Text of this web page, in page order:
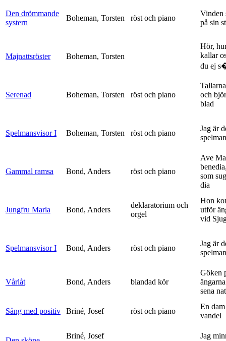
Den drömmande
systern
Boheman, Torsten röst och piano
Vinden
på sin
Majnattsröster Boheman, Torsten
Hör,
kallar
du ej
Serenad Boheman, Torsten röst och piano
och
blad
Spelmansvisor I Boheman, Torsten röst och piano
Jag är
spelman
Gammal ramsa Bond, Anders röst och piano
Ave
som
dia
Jungfru Maria Bond, Anders
deklaratorium och
orgel
Hon
utför
vid
Spelmansvisor I Bond, Anders röst och piano
Jag är
spelman
Vårlåt Bond, Anders blandad kör
Göken
sena
Sång med positiv Briné, Josef röst och piano
En
vandel
Briné, Josef
Jag